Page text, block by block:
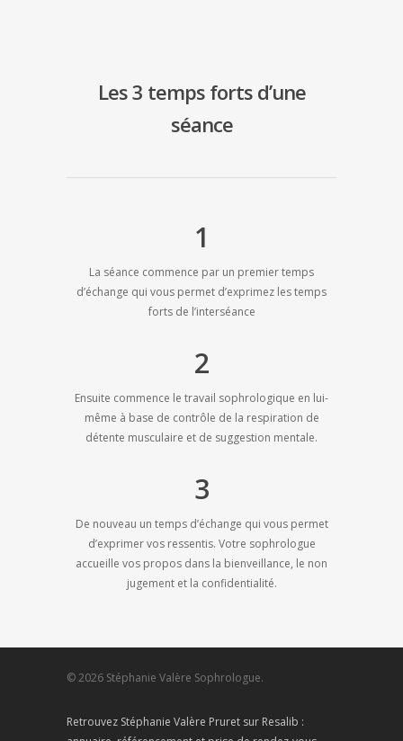
Les 3 temps forts d’une
séance
1
La séance commence par un premier temps
d’échange qui vous permet d’exprimez les temps
forts de l’interséance
2
Ensuite commence le travail sophrologique en lui-
même à base de contrôle de la respiration de
détente musculaire et de suggestion mentale.
3
De nouveau un temps d’échange qui vous permet
d’exprimer vos ressentis. Votre sophrologue
accueille vos propos dans la bienveillance, le non
jugement et la confidentialité.
© 2026 Stéphanie Valère Sophrologue.
Retrouvez Stéphanie Valère Pruret sur Resalib :